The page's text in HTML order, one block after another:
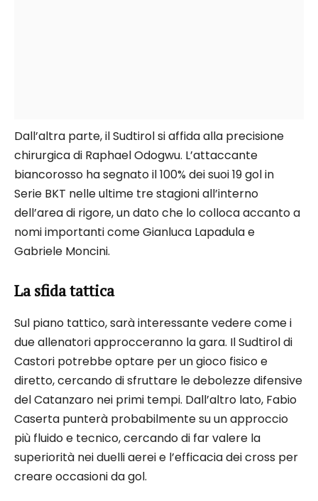
Dall’altra parte, il Sudtirol si affida alla precisione
chirurgica di Raphael Odogwu. L’attaccante
biancorosso ha segnato il 100% dei suoi 19 gol in
Serie BKT nelle ultime tre stagioni all’interno
dell’area di rigore, un dato che lo colloca accanto a
nomi importanti come Gianluca Lapadula e
Gabriele Moncini.
La sfida tattica
Sul piano tattico, sarà interessante vedere come i
due allenatori approcceranno la gara. Il Sudtirol di
Castori potrebbe optare per un gioco fisico e
diretto, cercando di sfruttare le debolezze difensive
del Catanzaro nei primi tempi. Dall’altro lato, Fabio
Caserta punterà probabilmente su un approccio
più fluido e tecnico, cercando di far valere la
superiorità nei duelli aerei e l’efficacia dei cross per
creare occasioni da gol.